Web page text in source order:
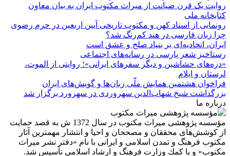
روایت یک قرن صیانت از میراث مکتوب ایران به بیان معاون
کتابخانه ملی
رونمایی از اسناد کهن و مکتوب تاریخی آیین اربعین در حرم رضوی
چرا زبان فارسی در هند کم‌رنگ شد؟
ایران، اتحادیه‌ای بر بنیاد صلح و عشق است
رستاخیز شعر پارسی در رسانه‌های اجتماعی
«دره‌های حشاشین و دیگر سفرهای ایرانی»؛ روایتی از الموت،
لرستان و ایلام
فراخوان هشتمین همایش ملّی زبان‌ها و گویش‌های ایران
بزرگداشت شیخ شهاب‌الدین سهروردی در سهرورد برگزار شد
درباره ما
مؤسسه پژوهشی میراث مكتوب در سال 1372 ش به قصد حمایت
از كوشش‌های محققان و مصححان و احیا و انتشار مهمترین آثار
مكتوب فرهنگ و تمدن اسلامی و ایرانی با نام «دفتر نشر میراث
مكتوب» و با كمك وزارت فرهنگ و ارشاد اسلامی تأسیس شد.